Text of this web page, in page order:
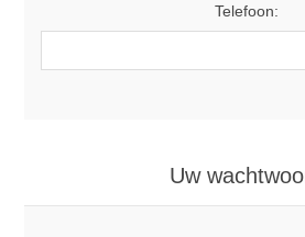
Telefoon:
Uw